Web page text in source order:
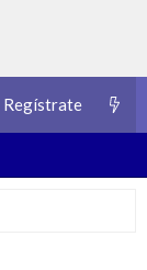
Recursos
Regístrate